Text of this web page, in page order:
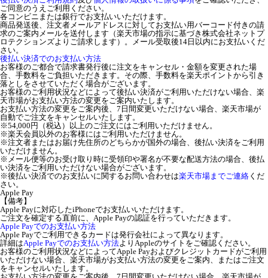
ご同意のうえご利用ください。
各コンビニまたは銀行でお支払いいただけます。
商品発送後、注文者メールアドレスに対してお支払い用バーコード付きの請
求のご案内メールを送付します（楽天市場の指示に基づき株式会社ネットプ
ロテクションズよりご請求します）。メール受取後14日以内にお支払いくだ
さい。
後払い決済でのお支払い方法
お客様のご都合で請求書発行後に注文をキャンセル・金額を変更された場
合、手数料をご負担いただきます。その際、手数料を楽天ポイントから引き
落としをさせていただく場合がございます。
お客様のご利用状況などによって後払い決済がご利用いただけない場合、楽
天市場がお支払い方法の変更をご案内いたします。
お支払い方法の変更をご案内後、7日間変更いただけない場合、楽天市場が
自動でご注文をキャンセルいたします。
※54,000円（税込）以上のご注文にはご利用いただけません。
※楽天会員以外のお客様にはご利用いただけません。
※注文者またはお届け先住所のどちらかが国外の場合、後払い決済をご利用
いただけません。
※メール便等のお受け取り時に受領印や署名が不要な配送方法の場合、後払
い決済をご利用いただけない場合がございます。
※後払い決済でのお支払いに関するお問い合わせは楽天市場までご連絡 くだ
さい。
Apple Pay
【備考】
Apple Payに対応したiPhoneでお支払いいただけます。
ご注文を確定する直前に、Apple Payの認証を行っていただきます。
Apple Payでのお支払い方法
Apple Payでご利用できるカードは発行会社によって異なります。
詳細はApple Payでのお支払い方法よりAppleのサイトをご確認ください。
お客様のご利用状況などによってApple Payおよびクレジットカードがご利用
いただけない場合、楽天市場がお支払い方法の変更をご案内、またはご注文
をキャンセルいたします。